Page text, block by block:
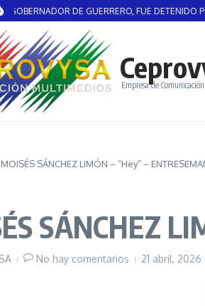
DE GUERRERO, FUE DETENIDO POR
Empresa de
MOISÉS SÁNCHEZ LIMÓN – ”Hey” –
SÁNCHEZ
No hay comentarios 21 abril, 2026